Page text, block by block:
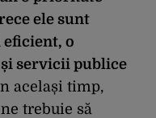
ele sunt
o
servicii publice
același timp,
trebuie să